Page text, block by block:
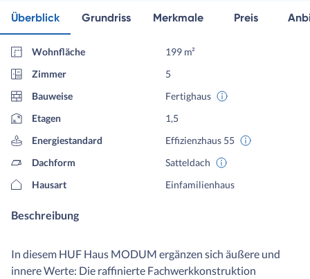
Überblick Grundriss Merkmale Preis
Wohnfläche
199 m²
Zimmer
5
Bauweise
Fertighaus
Etagen
1,5
Energiestandard
Effizienzhaus 55
Dachform
Satteldach
Hausart
Einfamilienhaus
Beschreibung
In diesem HUF Haus MODUM ergänzen sich äußere und
innere Werte: Die raffinierte Fachwerkkonstruktion